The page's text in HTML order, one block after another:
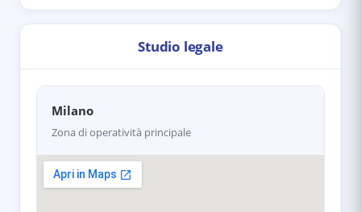
Studio legale
Milano
Zona di operatività principale